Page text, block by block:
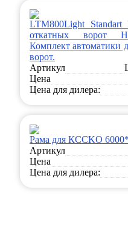
LTM800Light
откатных ворот
Комплект автоматики
ворот.
Артикул
Цена
Цена для дилера:
Рама для КССKO
Артикул
Цена
Цена для дилера: